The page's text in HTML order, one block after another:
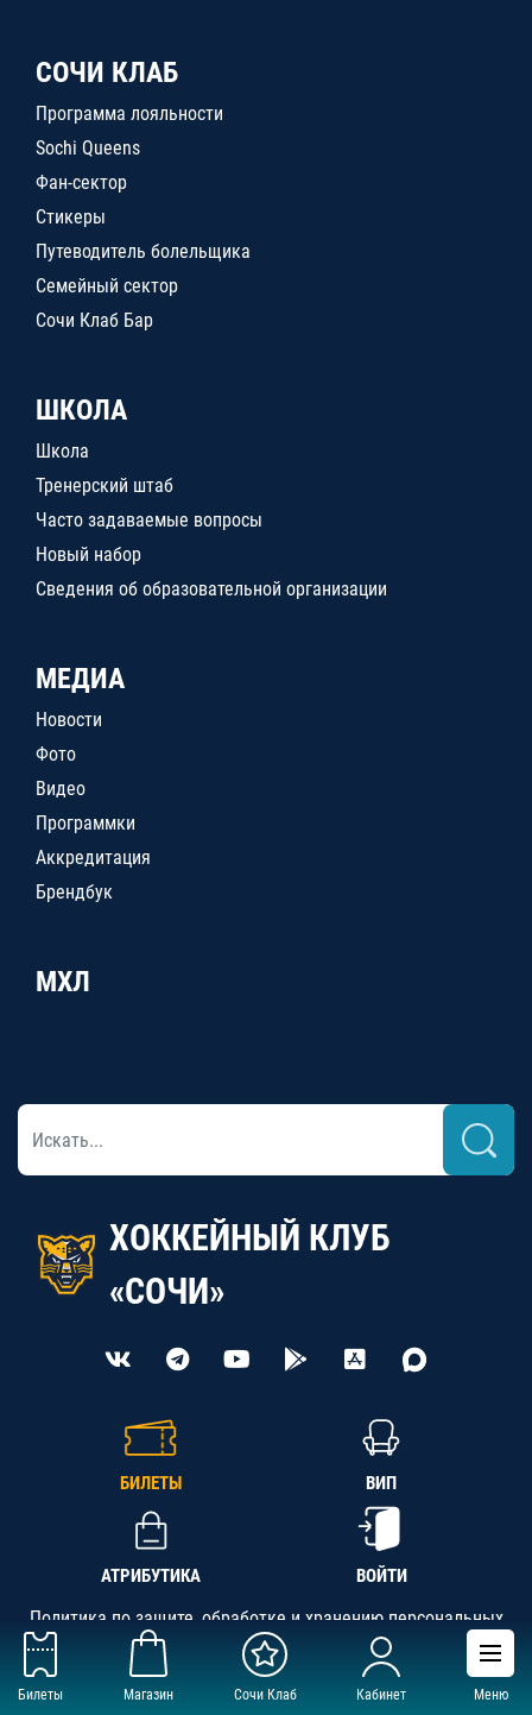
Билеты Магазин Сочи Клаб Кабинет Меню
СОЧИ КЛАБ
Программа лояльности
Sochi Queens
Фан-сектор
Стикеры
Путеводитель болельщика
Семейный сектор
Сочи Клаб Бар
ШКОЛА
Школа
Тренерский штаб
Часто задаваемые вопросы
Новый набор
Сведения об образовательной организации
МЕДИА
Новости
Фото
Видео
Программки
Аккредитация
Брендбук
МХЛ
ХОККЕЙНЫЙ КЛУБ
«СОЧИ»
БИЛЕТЫ ВИП
АТРИБУТИКА ВОЙТИ
Политика по защите, обработке и хранению персональных
данных
АНО «СК «Кубань-Регион», ОГРН 1142300002349,